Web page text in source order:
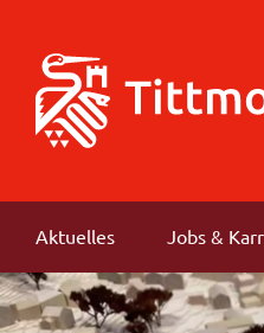
Aktuelles Jobs &